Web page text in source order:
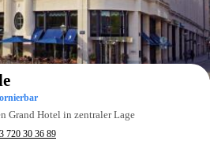
Auf der Karte anzeigen
Grand Hotel in zentraler Lage
720 30 36 89